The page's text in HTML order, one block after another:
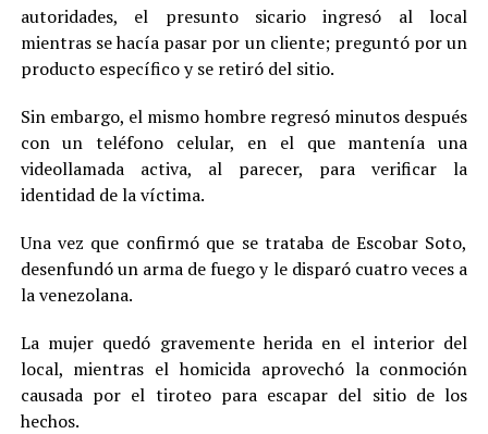
autoridades, el presunto sicario ingresó al local
mientras se hacía pasar por un cliente; preguntó por un
producto específico y se retiró del sitio.
Sin embargo, el mismo hombre regresó minutos después
con un teléfono celular, en el que mantenía una
videollamada activa, al parecer, para verificar la
identidad de la víctima.
Una vez que confirmó que se trataba de Escobar Soto,
desenfundó un arma de fuego y le disparó cuatro veces a
la venezolana.
La mujer quedó gravemente herida en el interior del
local, mientras el homicida aprovechó la conmoción
causada por el tiroteo para escapar del sitio de los
hechos.